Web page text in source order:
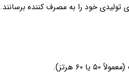
تولیدی خود را به مصرف کننده برسانند.